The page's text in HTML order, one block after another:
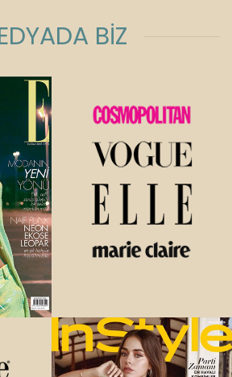
BİZ